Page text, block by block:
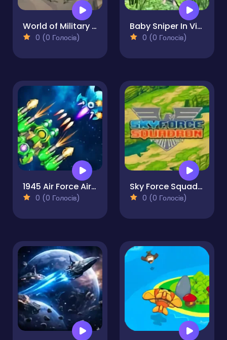
World of Military Tanks
0 (0 Голосів)
Baby Sniper In Vietnam
0 (0 Голосів)
1945 Air Force Airplane
0 (0 Голосів)
Sky Force Squadron
0 (0 Голосів)